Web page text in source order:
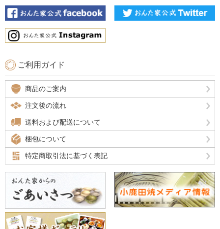
ご利用ガイド
商品のご案内
注文後の流れ
送料および配送について
梱包について
特定商取引法に基づく表記